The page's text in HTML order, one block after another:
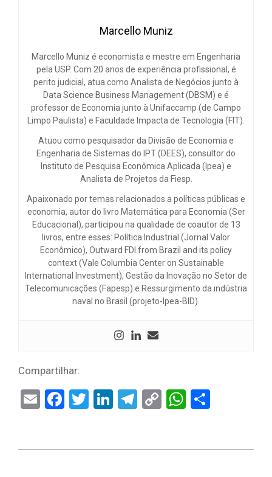
Marcello Muniz
Marcello Muniz é economista e mestre em Engenharia
pela USP. Com 20 anos de experiência profissional, é
perito judicial, atua como Analista de Negócios junto à
Data Science Business Management (DBSM) e é
professor de Economia junto à Unifaccamp (de Campo
Limpo Paulista) e Faculdade Impacta de Tecnologia (FIT).
Atuou como pesquisador da Divisão de Economia e
Engenharia de Sistemas do IPT (DEES), consultor do
Instituto de Pesquisa Econômica Aplicada (Ipea) e
Analista de Projetos da Fiesp.
Apaixonado por temas relacionados a políticas públicas e
economia, autor do livro Matemática para Economia (Ser
Educacional), participou na qualidade de coautor de 13
livros, entre esses: Política Industrial (Jornal Valor
Econômico), Outward FDI from Brazil and its policy
context (Vale Columbia Center on Sustainable
International Investment), Gestão da Inovação no Setor de
Telecomunicações (Fapesp) e Ressurgimento da indústria
naval no Brasil (projeto-Ipea-BID).
Compartilhar:
EmailFacebook
Twitter
LinkedIn
Telegram
Copy